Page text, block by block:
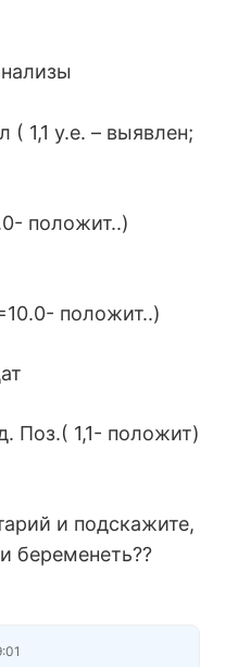
1,1 у.е. – выявлен;
положит..)
положит..)
Поз.( 1,1- положит)
и подскажите,
беременеть??